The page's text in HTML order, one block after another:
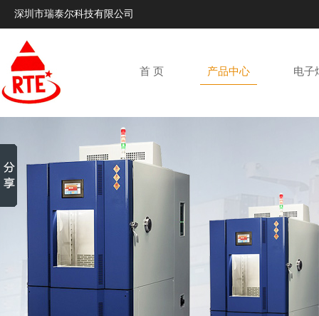
深圳市瑞泰尔科技有限公司
首 页 产品中心 电子